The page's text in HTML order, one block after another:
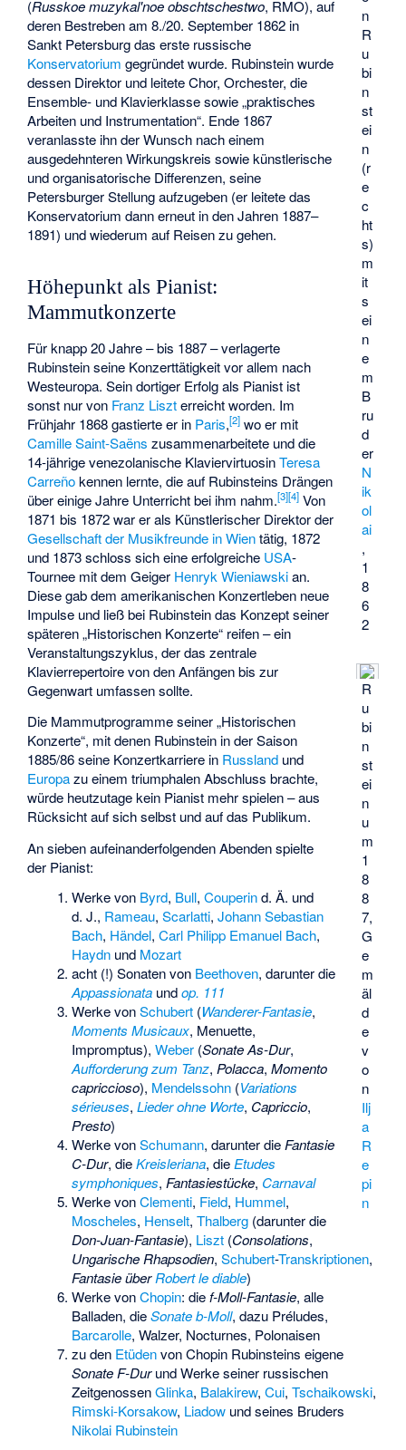
n
R
u
bi
n
st
ei
n
(r
e
c
ht
s)
m
it
s
ei
n
e
m
B
ru
d
er
N
ik
ol
ai
,
1
8
6
2
(Russkoe muzykal'noe obschtschestwo, RMO), auf
deren Bestreben am 8./20. September 1862 in
Sankt Petersburg das erste russische
Konservatorium gegründet wurde. Rubinstein wurde
dessen Direktor und leitete Chor, Orchester, die
Ensemble- und Klavierklasse sowie „praktisches
Arbeiten und Instrumentation“. Ende 1867
veranlasste ihn der Wunsch nach einem
ausgedehnteren Wirkungskreis sowie künstlerische
und organisatorische Differenzen, seine
Petersburger Stellung aufzugeben (er leitete das
Konservatorium dann erneut in den Jahren 1887–
1891) und wiederum auf Reisen zu gehen.
Höhepunkt als Pianist:
Mammutkonzerte
R
u
bi
n
st
ei
n
u
m
1
8
8
7,
G
e
m
äl
d
e
v
o
n
Ilj
a
R
e
pi
n
Für knapp 20 Jahre – bis 1887 – verlagerte
Rubinstein seine Konzerttätigkeit vor allem nach
Westeuropa. Sein dortiger Erfolg als Pianist ist
sonst nur von Franz Liszterreicht worden. Im
Frühjahr 1868 gastierte er in Paris,[2] wo er mit
Camille Saint-Saëns zusammenarbeitete und die
14-jährige venezolanische KlaviervirtuosinTeresa
Carreñokennen lernte, die auf Rubinsteins Drängen
über einige Jahre Unterricht bei ihm nahm.[3][4] Von
1871 bis 1872 war er als Künstlerischer Direktor der
Gesellschaft der Musikfreunde in Wientätig, 1872
und 1873 schloss sich eine erfolgreiche USA-
Tournee mit dem Geiger Henryk Wieniawskian.
Diese gab dem amerikanischen Konzertleben neue
Impulse und ließ bei Rubinstein das Konzept seiner
späteren „Historischen Konzerte“ reifen – ein
Veranstaltungszyklus, der das zentrale
Klavierrepertoire von den Anfängen bis zur
Gegenwart umfassen sollte.
Die Mammutprogramme seiner „Historischen
Konzerte“, mit denen Rubinstein in der Saison
1885/86 seine Konzertkarriere in Russland und
Europazu einem triumphalen Abschluss brachte,
würde heutzutage kein Pianist mehr spielen – aus
Rücksicht auf sich selbst und auf das Publikum.
An sieben aufeinanderfolgenden Abenden spielte
der Pianist:
Werke von Byrd, Bull,Couperind. Ä. und
d. J., Rameau,Scarlatti,Johann Sebastian
Bach, Händel,Carl Philipp Emanuel Bach,
Haydn und Mozart
acht (!) Sonaten von Beethoven, darunter die
Appassionata undop. 111
Werke vonSchubert (Wanderer-Fantasie,
Moments Musicaux, Menuette,
Impromptus),Weber (Sonate As-Dur,
Aufforderung zum Tanz, Polacca,Momento
capriccioso), Mendelssohn (Variations
sérieuses,Lieder ohne Worte, Capriccio,
Presto)
Werke vonSchumann, darunter die Fantasie
C-Dur, dieKreisleriana, die Etudes
symphoniques, Fantasiestücke, Carnaval
Werke vonClementi, Field, Hummel,
Moscheles, Henselt,Thalberg (darunter die
Don-Juan-Fantasie), Liszt (Consolations,
Ungarische Rhapsodien,Schubert-Transkriptionen,
Fantasie überRobert le diable)
Werke vonChopin: dief-Moll-Fantasie, alle
Balladen, dieSonate b-Moll, dazu Préludes,
Barcarolle, Walzer, Nocturnes, Polonaisen
zu den Etüdenvon Chopin Rubinsteins eigene
Sonate F-Durund Werke seiner russischen
ZeitgenossenGlinka, Balakirew,Cui,Tschaikowski,
Rimski-Korsakow, Liadow und seines Bruders
Nikolai Rubinstein